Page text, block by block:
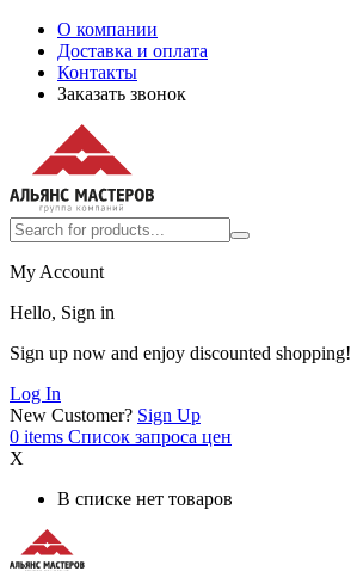
О компании
Доставка и оплата
Контакты
Заказать звонок
My Account
Hello, Sign in
Sign up now and enjoy discounted shopping!
Log In
New Customer? Sign Up
0 items Список запроса цен
X
В списке нет товаров